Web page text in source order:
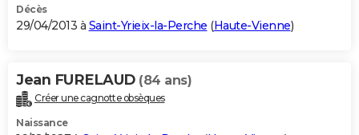
Décès
29/04/2013 à Saint-Yrieix-la-Perche (Haute-Vienne)
Jean FURELAUD (84 ans)
Créer une cagnotte obsèques
Naissance